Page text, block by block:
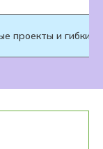
проекты и гибкий